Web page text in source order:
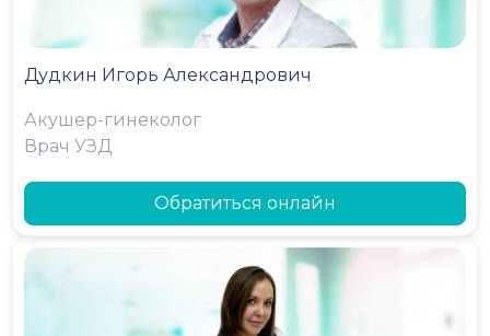
Дудкин Игорь Александрович
Акушер-гинеколог
Врач УЗД
Обратиться онлайн